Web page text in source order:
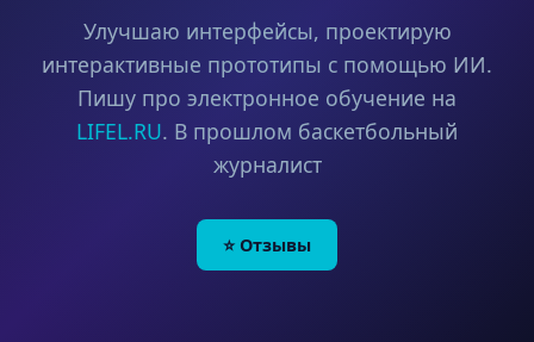
Улучшаю интерфейсы, проектирую
интерактивные прототипы с помощью ИИ.
Пишу про электронное обучение на
LIFEL.RU. В прошлом баскетбольный
журналист
⭐ Отзывы